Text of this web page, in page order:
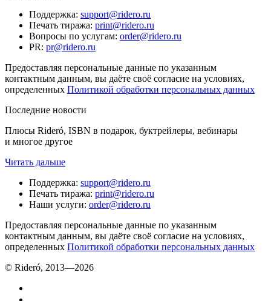
Поддержка: support@ridero.ru
Печать тиража: print@ridero.ru
Вопросы по услугам: order@ridero.ru
PR: pr@ridero.ru
Предоставляя персональные данные по указанным
контактным данным, вы даёте своё согласие на условиях,
определенных Политикой обработки персональных данных
Последние новости
Плюсы Rideró, ISBN в подарок, буктрейлеры, вебинары
и многое другое
Читать дальше
Поддержка: support@ridero.ru
Печать тиража: print@ridero.ru
Наши услуги: order@ridero.ru
Предоставляя персональные данные по указанным
контактным данным, вы даёте своё согласие на условиях,
определенных Политикой обработки персональных данных
© Rideró, 2013—2026